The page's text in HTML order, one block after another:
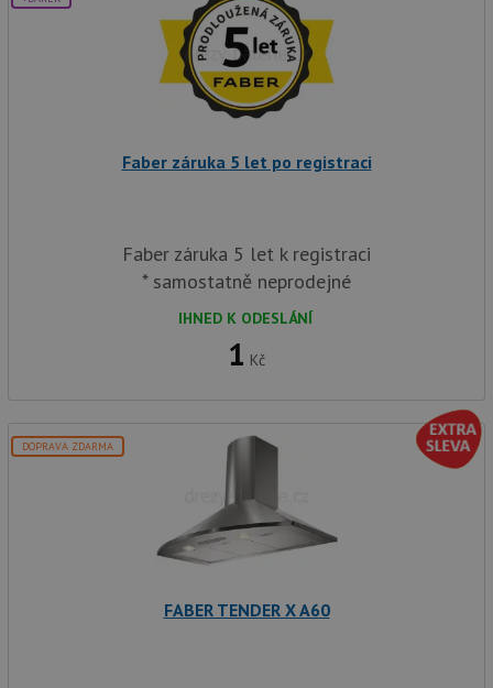
Faber záruka 5 let po registraci
Faber záruka 5 let k registraci
* samostatně neprodejné
IHNED K ODESLÁNÍ
1 Kč
DOPRAVA ZDARMA
FABER TENDER X A60